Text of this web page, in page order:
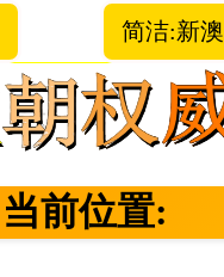
简洁:新澳
当前位置: